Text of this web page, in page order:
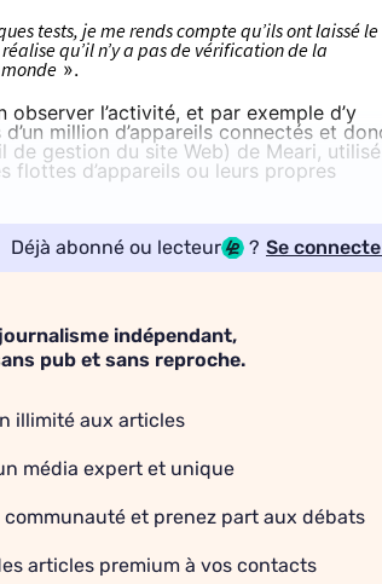
tests, je me rends compte qu’ils ont laissé le
qu’il n’y a pas de vérification de la
».
l’activité, et par exemple d’y
million d’appareils connectés et
de gestion du site Web) de Meari, utilisé
flottes d’appareils ou leurs propres
Déjà abonné ou lecteur ? Se
indépendant,
pub et sans reproche.
illimité aux articles
média expert et unique
communauté et prenez part aux débats
articles premium à vos contacts